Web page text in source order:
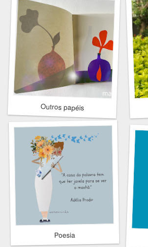
Outros papéis
Poesia